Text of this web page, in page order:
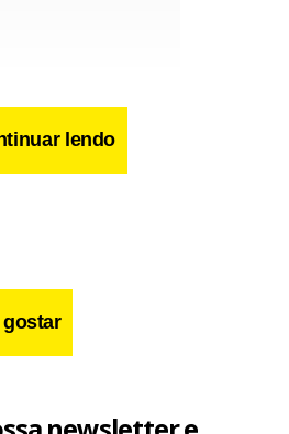
lendo
gostar